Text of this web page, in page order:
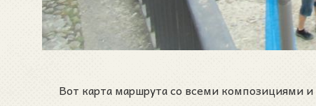
Вот карта маршрута со всеми композициями и